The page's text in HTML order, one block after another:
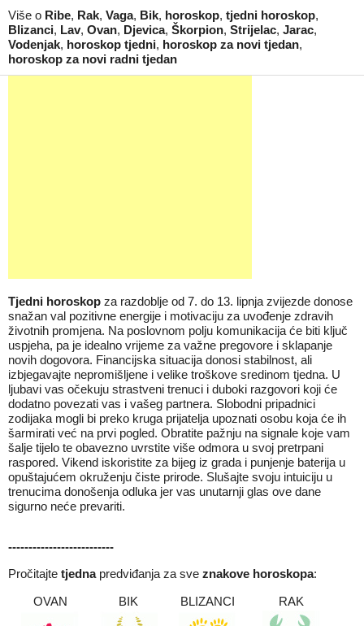
Više o Ribe, Rak, Vaga, Bik, horoskop, tjedni horoskop,
Blizanci, Lav, Ovan, Djevica, Škorpion, Strijelac, Jarac,
Vodenjak, horoskop tjedni, horoskop za novi tjedan,
horoskop za novi radni tjedan
Tjedni horoskop za razdoblje od 7. do 13. lipnja zvijezde donose
snažan val pozitivne energije i motivaciju za uvođenje zdravih
životnih promjena. Na poslovnom polju komunikacija će biti ključ
uspjeha, pa je idealno vrijeme za važne pregovore i sklapanje
novih dogovora. Financijska situacija donosi stabilnost, ali
izbjegavajte nepromišljene i velike troškove sredinom tjedna. U
ljubavi vas očekuju strastveni trenuci i duboki razgovori koji će
dodatno povezati vas i vašeg partnera. Slobodni pripadnici
zodijaka mogli bi preko kruga prijatelja upoznati osobu koja će ih
šarmirati već na prvi pogled. Obratite pažnju na signale koje vam
šalje tijelo te obavezno uvrstite više odmora u svoj pretrpani
raspored. Vikend iskoristite za bijeg iz grada i punjenje baterija u
opuštajućem okruženju čiste prirode. Slušajte svoju intuiciju u
trenucima donošenja odluka jer vas unutarnji glas ove dane
sigurno neće prevariti.
--------------------------
Pročitajte tjedna predviđanja za sve znakove horoskopa:
OVAN
BIK BLIZANCI RAK